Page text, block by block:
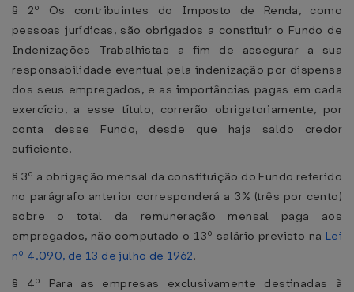
§ 2º Os contribuintes do Imposto de Renda, como
pessoas jurídicas, são obrigados a constituir o Fundo de
Indenizações Trabalhistas a fim de assegurar a sua
responsabilidade eventual pela indenização por dispensa
dos seus empregados, e as importâncias pagas em cada
exercício, a esse título, correrão obrigatoriamente, por
conta desse Fundo, desde que haja saldo credor
suficiente.
§ 3º a obrigação mensal da constituição do Fundo referido
no parágrafo anterior corresponderá a 3% (três por cento)
sobre o total da remuneração mensal paga aos
empregados, não computado o 13º salário previsto na Lei
nº 4.090, de 13 de julho de 1962.
§ 4º Para as empresas exclusivamente destinadas à